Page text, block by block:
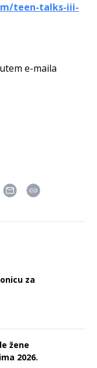
teen-talks-iii-
e-maila
za
žene
2026.